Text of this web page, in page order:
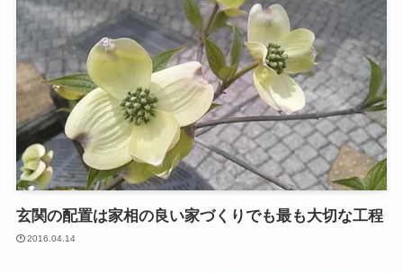
玄関の配置は家相の良い家づくりでも最も大切な工程
2016.04.14